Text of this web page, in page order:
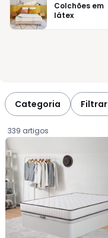
Colchões em
látex
Categoria Filtrar
339 artigos